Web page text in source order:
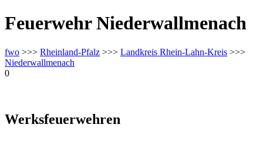
Feuerwehr Niederwallmenach
fwo >>> Rheinland-Pfalz >>> Landkreis Rhein-Lahn-Kreis >>>
Niederwallmenach
0
Werksfeuerwehren